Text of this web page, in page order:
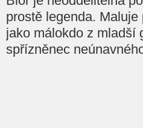
prostě legenda.
jako málokdo z mladší
spřízněnec